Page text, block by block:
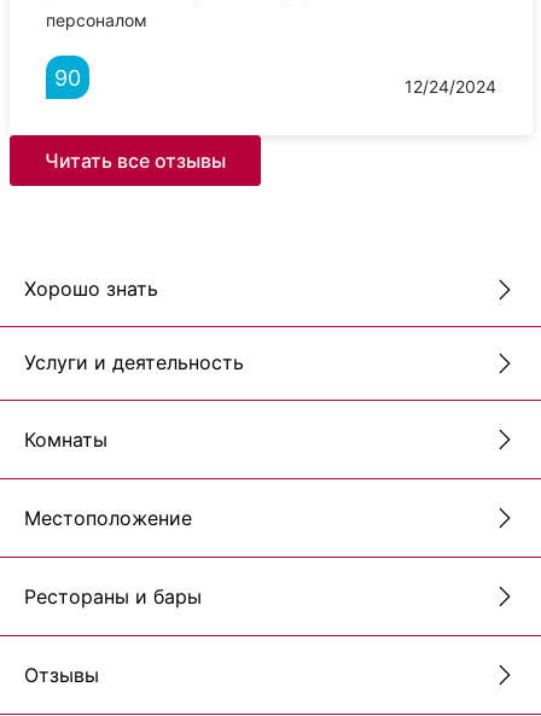
персоналом
90 12/24/2024
Читать все отзывы
Хорошо знать
Услуги и деятельность
Комнаты
Местоположение
Рестораны и бары
Отзывы